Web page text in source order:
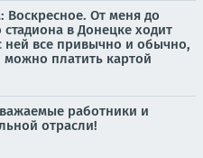
Воскресное. От меня до
стадиона в Донецке ходит
все привычно и обычно,
можно платить картой
работники и
отрасли!